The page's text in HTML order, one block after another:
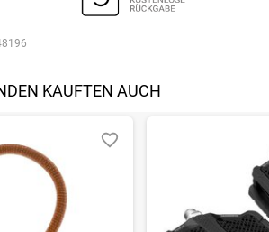
KAUFTEN AUCH